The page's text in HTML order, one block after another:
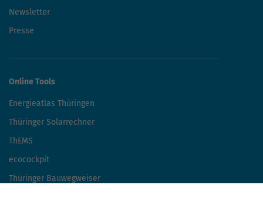
Newsletter
Presse
Online Tools
Energieatlas Thüringen
Thüringer Solarrechner
ThEMS
ecocockpit
Thüringer Bauwegweiser